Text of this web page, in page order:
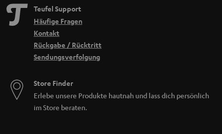
Teufel Support
Häufige Fragen
Kontakt
Rückgabe / Rücktritt
Sendungsverfolgung
Store Finder
Erlebe unsere Produkte hautnah und lass dich persönlich
im Store beraten.